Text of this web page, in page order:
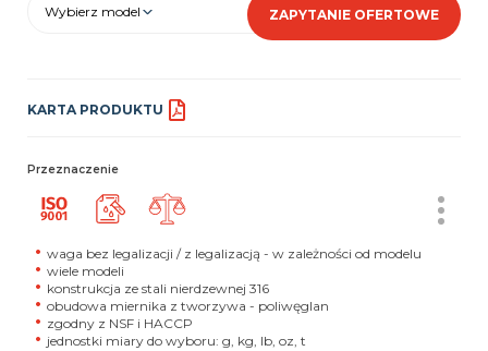
Wybierz model ZAPYTANIE OFERTOWE
KARTA PRODUKTU
Przeznaczenie
waga bez legalizacji / z legalizacją - w zależności od modelu
wiele modeli
konstrukcja ze stali nierdzewnej 316
obudowa miernika z tworzywa - poliwęglan
zgodny z NSF i HACCP
jednostki miary do wyboru: g, kg, lb, oz, t